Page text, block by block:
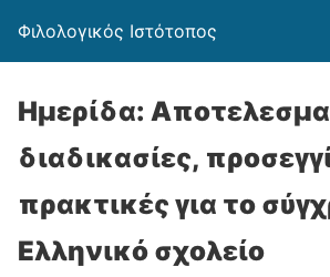
Φιλολογικός Ιστότοπος
Ημερίδα:
διαδικασίες,
πρακτικές για το
Ελληνικό σχολείο